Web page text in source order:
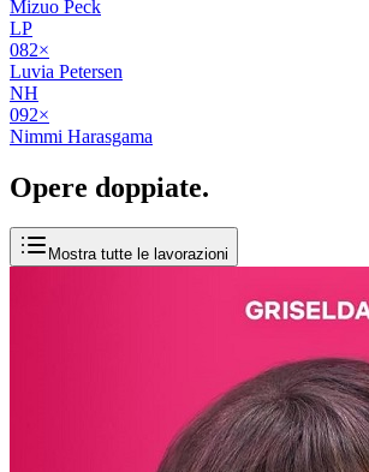
Mizuo Peck
LP
082×
Luvia Petersen
NH
092×
Nimmi Harasgama
Opere doppiate.
Mostra tutte le lavorazioni